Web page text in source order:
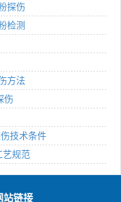
探伤
检测
方法
伤
技术条件
艺规范
站链接